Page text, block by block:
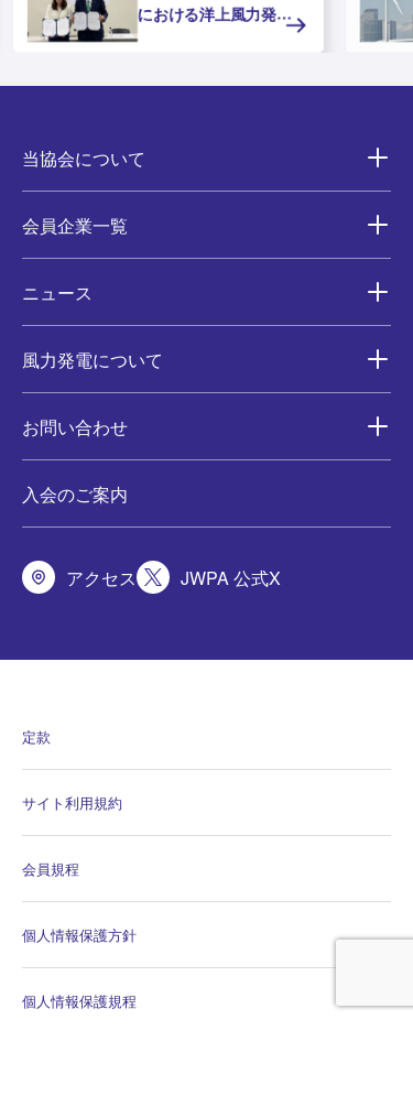
における洋上風力発電
の推進に向けたMOUを
当協会について
会員企業一覧
ニュース
風力発電について
お問い合わせ
入会のご案内
アクセス JWPA 公式X
定款
サイト利用規約
会員規程
個人情報保護方針
個人情報保護規程